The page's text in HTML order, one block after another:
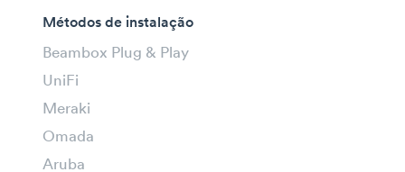
Métodos de instalação
Beambox Plug & Play
UniFi
Meraki
Omada
Aruba